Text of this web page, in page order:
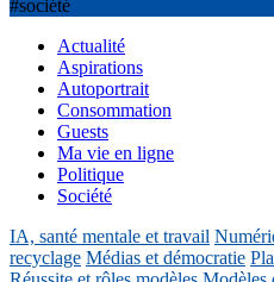
#société
Actualité
Aspirations
Autoportrait
Consommation
Guests
Ma vie en ligne
Politique
Société
IA, santé mentale et travail
recyclage Médias et démocratie